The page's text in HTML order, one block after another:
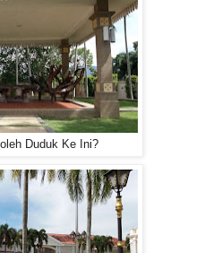
Duduk Ke Ini?